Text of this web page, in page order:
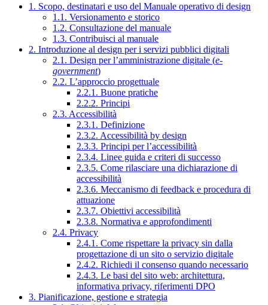
1. Scopo, destinatari e uso del Manuale operativo di design
1.1. Versionamento e storico
1.2. Consultazione del manuale
1.3. Contribuisci al manuale
2. Introduzione al design per i servizi pubblici digitali
2.1. Design per l’amministrazione digitale (e-
government)
2.2. L’approccio progettuale
2.2.1. Buone pratiche
2.2.2. Principi
2.3. Accessibilità
2.3.1. Definizione
2.3.2. Accessibilità by design
2.3.3. Principi per l’accessibilità
2.3.4. Linee guida e criteri di successo
2.3.5. Come rilasciare una dichiarazione di
accessibilità
2.3.6. Meccanismo di feedback e procedura di
attuazione
2.3.7. Obiettivi accessibilità
2.3.8. Normativa e approfondimenti
2.4. Privacy
2.4.1. Come rispettare la privacy sin dalla
progettazione di un sito o servizio digitale
2.4.2. Richiedi il consenso quando necessario
2.4.3. Le basi del sito web: architettura,
informativa privacy, riferimenti DPO
3. Pianificazione, gestione e strategia